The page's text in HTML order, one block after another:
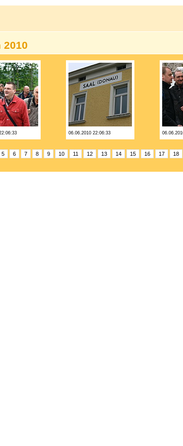
06.06.2010 22:06:33
5 6 7 8 9 10 11 12 13 14 15 16 17 18